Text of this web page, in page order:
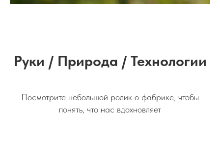
Руки / Природа / Технологии
Посмотрите небольшой ролик о фабрике, чтобы
понять, что нас вдохновляет